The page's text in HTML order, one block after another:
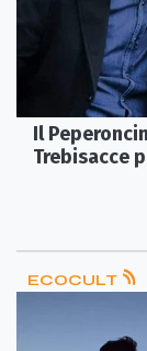
Il
Trebisacce
ECOCULT